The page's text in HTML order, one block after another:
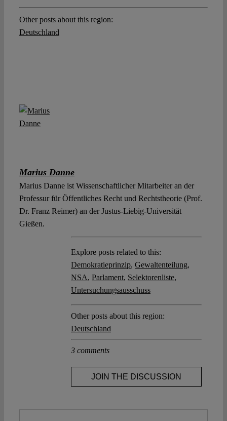
Other posts about this region:
Deutschland
Marius Danne
Marius Danne ist Wissenschaftlicher Mitarbeiter an der
Professur für Öffentliches Recht und Rechtstheorie (Prof.
Dr. Franz Reimer) an der Justus-Liebig-Universität
Gießen.
Explore posts related to this:
Demokratieprinzip, Gewaltenteilung,
NSA, Parlament, Selektorenliste,
Untersuchungsausschuss
Other posts about this region:
Deutschland
3 comments
JOIN THE DISCUSSION